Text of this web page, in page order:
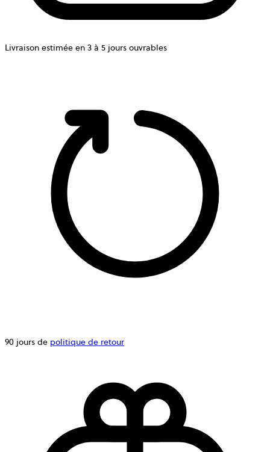
Livraison estimée en 3 à 5 jours ouvrables
90 jours de politique de retour